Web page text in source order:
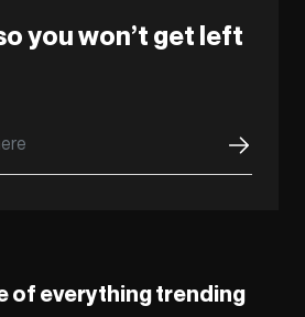
you won’t get left
of everything trending